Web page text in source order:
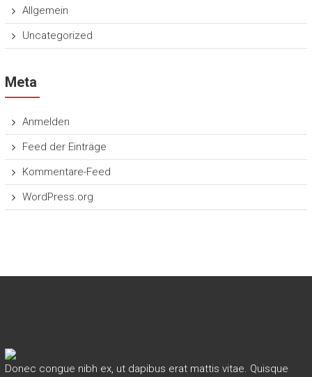
Allgemein
Uncategorized
Meta
Anmelden
Feed der Einträge
Kommentare-Feed
WordPress.org
Donec congue nibh ex, ut dapibus erat mattis vitae. Quisque